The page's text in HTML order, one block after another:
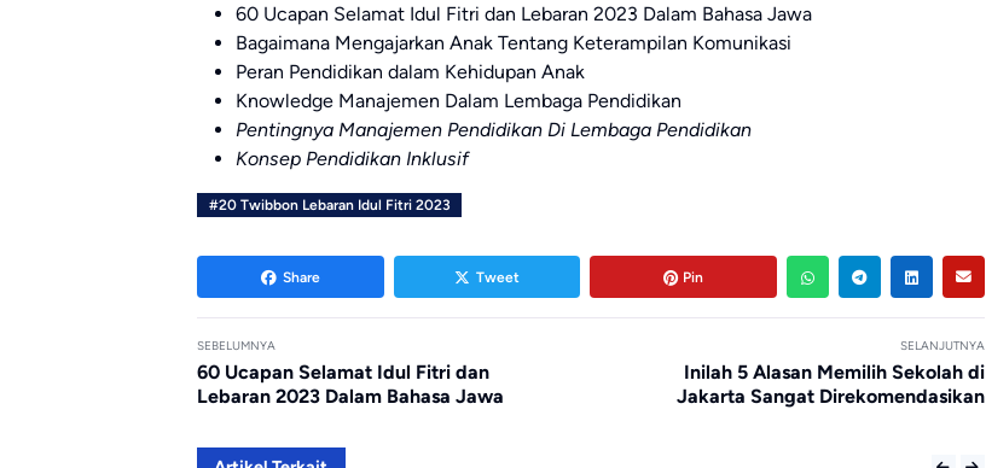
60 Ucapan Selamat Idul Fitri dan Lebaran 2023 Dalam Bahasa Jawa
Bagaimana Mengajarkan Anak Tentang Keterampilan Komunikasi
Peran Pendidikan dalam Kehidupan Anak
Knowledge Manajemen Dalam Lembaga Pendidikan
Pentingnya Manajemen Pendidikan Di Lembaga Pendidikan
Konsep Pendidikan Inklusif
#20 Twibbon Lebaran Idul Fitri 2023
Share Tweet Pin
SEBELUMNYA
60 Ucapan Selamat Idul Fitri dan
Lebaran 2023 Dalam Bahasa Jawa
SELANJUTNYA
Inilah 5 Alasan Memilih Sekolah di
Jakarta Sangat Direkomendasikan